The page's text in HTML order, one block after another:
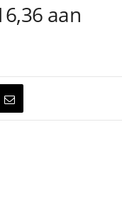
aan